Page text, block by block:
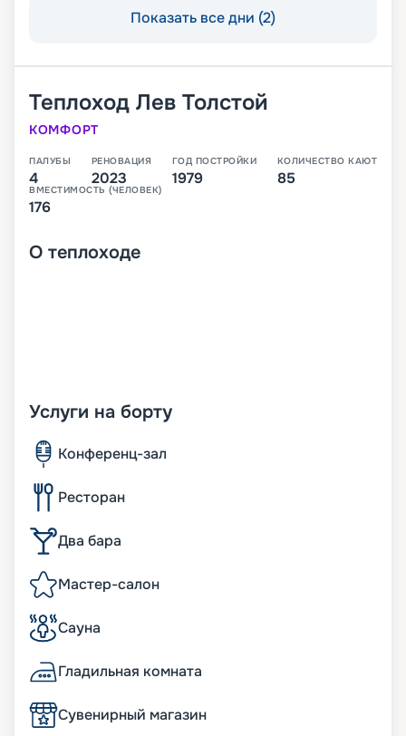
Показать все дни (2)
Теплоход Лев Толстой
КОМФОРТ
ПАЛУБЫ
4
РЕНОВАЦИЯ
2023
ГОД ПОСТРОЙКИ
1979
КОЛИЧЕСТВО КАЮТ
85
ВМЕСТИМОСТЬ (ЧЕЛОВЕК)
176
О теплоходе
Услуги на борту
Конференц-зал
Ресторан
Два бара
Мастер-салон
Сауна
Гладильная комната
Сувенирный магазин